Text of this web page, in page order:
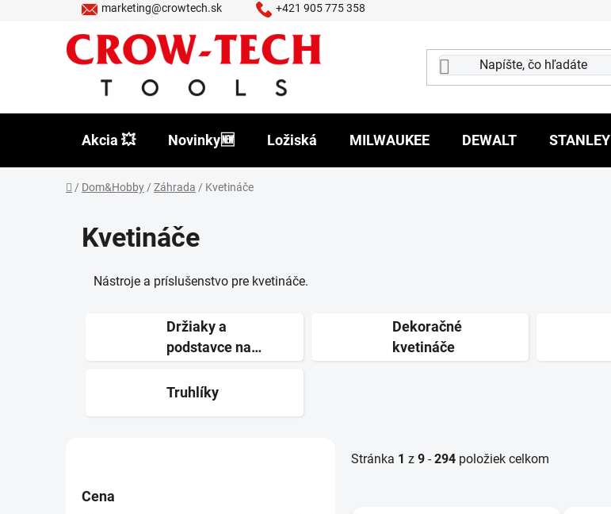
marketing@crowtech.sk +421 905 775 358
Akcia 💥 Novinky🆕 Ložiská MILWAUKEE DEWALT STANLEY
Domov
/ Dom&Hobby / Záhrada / Kvetináče
Kvetináče
Nástroje a príslušenstvo pre kvetináče.
Držiaky a
podstavce na
kvetináče
Dekoračné
kvetináče
Truhlíky
Cena
Stránka 1 z 9 -294 položiek celkom